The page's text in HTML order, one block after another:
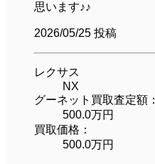
思います♪♪
2026/05/25 投稿
レクサス
NX
グーネット買取査定額：
500.0万円
買取価格：
500.0万円